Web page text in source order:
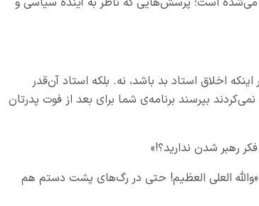
اخلاق استاد بد باشد، نه. بلکه استاد آن‌قدر
بپرسند برنامه‌ی شما برای بعد از فوت پدرتان
رهبر شدن ندارید؟!»
العلی العظیم! حتی در رگ‌های پشت دستم هم